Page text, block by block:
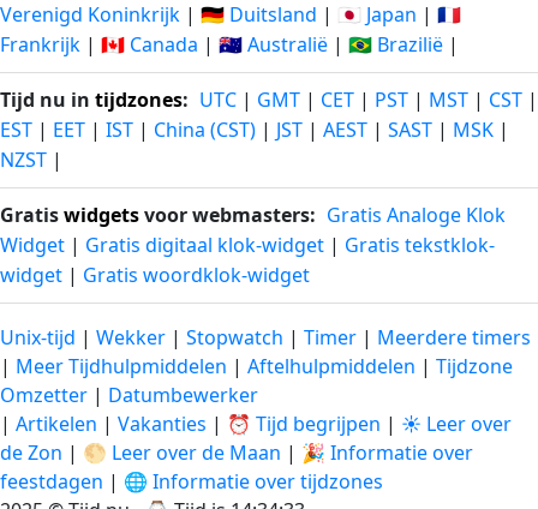
Verenigd Koninkrijk | 🇩🇪 Duitsland | 🇯🇵 Japan | 🇫🇷
Frankrijk | 🇨🇦 Canada | 🇦🇺 Australië | 🇧🇷 Brazilië |
Tijd nu in tijdzones: UTC | GMT | CET | PST | MST | CST |
EST | EET | IST | China (CST) | JST | AEST | SAST | MSK |
NZST |
Gratiswidgetsvoor webmasters: Gratis Analoge Klok
Widget | Gratis digitaal klok-widget | Gratis tekstklok-
widget | Gratis woordklok-widget
Unix-tijd | Wekker | Stopwatch | Timer | Meerdere timers
| Meer Tijdhulpmiddelen | Aftelhulpmiddelen | Tijdzone
Omzetter | Datumbewerker
| Artikelen | Vakanties | ⏰ Tijd begrijpen | ☀️ Leer over
de Zon | 🌕 Leer over de Maan | 🎉 Informatie over
feestdagen | 🌐 Informatie over tijdzones